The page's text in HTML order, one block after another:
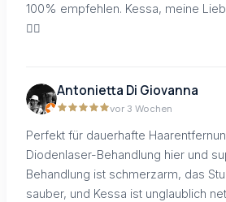
100% empfehlen. Kessa, meine
👍🏻
Antonietta Di Giovanna
vor 3 Wochen
Perfekt für dauerhafte
Diodenlaser-Behandlung hier und
Behandlung ist schmerzarm, das
sauber, und Kessa ist unglaublich